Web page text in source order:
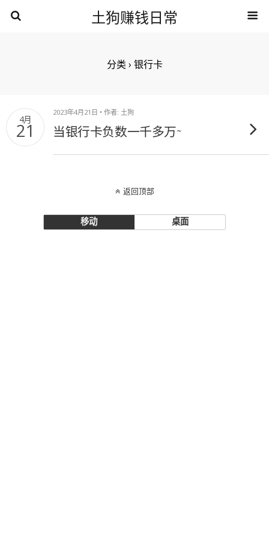
土狗赚钱日常
分类 › 银行卡
4月
21
2023年4月21日 • 作者: 土狗
当银行卡负数一千多万~
返回顶部
移动 桌面